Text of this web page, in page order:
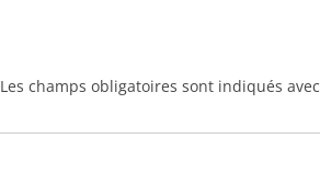
Les champs obligatoires sont indiqués avec